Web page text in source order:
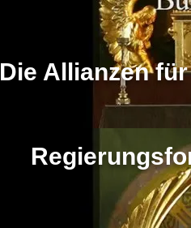
Die Allianzen